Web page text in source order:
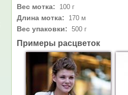
Вес мотка: 100 г
Длина мотка: 170 м
Вес упаковки: 500 г
Примеры расцветок